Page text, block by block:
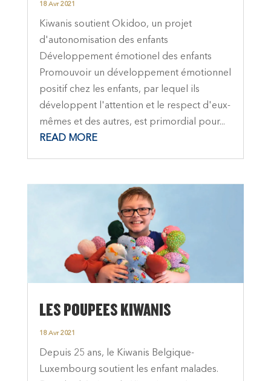
18 Avr 2021
Kiwanis soutient Okidoo, un projet
d'autonomisation des enfants
Développement émotionel des enfants
Promouvoir un développement émotionnel
positif chez les enfants, par lequel ils
développent l'attention et le respect d'eux-
mêmes et des autres, est primordial pour...
READ MORE
LES POUPEES KIWANIS
18 Avr 2021
Depuis 25 ans, le Kiwanis Belgique-
Luxembourg soutient les enfant malades.